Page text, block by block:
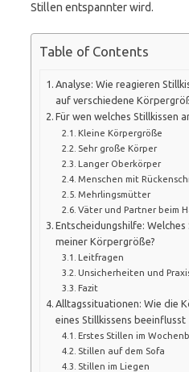
Stillen entspannter wird.
Table of Contents
Analyse: Wie reagieren
auf verschiedene
Für wen welches Stillkissen
Kleine Körpergröße
Sehr große Körper
Langer Oberkörper
Menschen mit
Mehrlingsmütter
Väter und Partner beim
Entscheidungshilfe:
meiner Körpergröße?
Leitfragen
Unsicherheiten und
Fazit
Alltagssituationen: Wie die
eines Stillkissens beeinflusst
Erstes Stillen im
Stillen auf dem Sofa
Stillen im Liegen